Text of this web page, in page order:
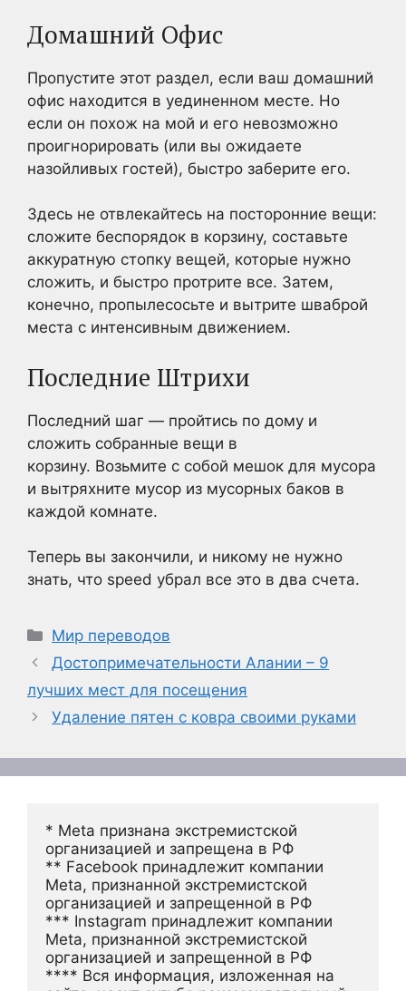
Домашний Офис
Пропустите этот раздел, если ваш домашний
офис находится в уединенном месте. Но
если он похож на мой и его невозможно
проигнорировать (или вы ожидаете
назойливых гостей), быстро заберите его.
Здесь не отвлекайтесь на посторонние вещи:
сложите беспорядок в корзину, составьте
аккуратную стопку вещей, которые нужно
сложить, и быстро протрите все. Затем,
конечно, пропылесосьте и вытрите шваброй
места с интенсивным движением.
Последние Штрихи
Последний шаг — пройтись по дому и
сложить собранные вещи в
корзину. Возьмите с собой мешок для мусора
и вытряхните мусор из мусорных баков в
каждой комнате.
Теперь вы закончили, и никому не нужно
знать, что speed убрал все это в два счета.
Рубрики
Мир переводов
Достопримечательности Алании – 9
лучших мест для посещения
Удаление пятен с ковра своими руками
* Meta признана экстремистской
организацией и запрещена в РФ
** Facebook принадлежит компании
Meta, признанной экстремистской
организацией и запрещенной в РФ
*** Instagram принадлежит компании
Meta, признанной экстремистской
организацией и запрещенной в РФ
**** Вся информация, изложенная на